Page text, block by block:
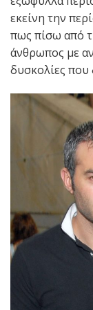
εκείνη την
πως πίσω από
άνθρωπος με
δυσκολίες που